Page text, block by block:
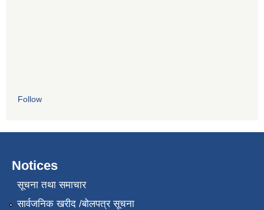
Follow
Notices
सूचना तथा समाचार
सार्वजनिक खरीद /बोलपत्र सूचना